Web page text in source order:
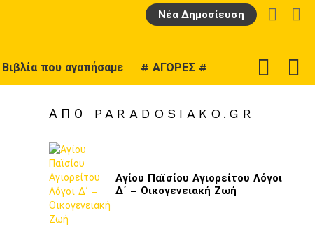
Νέα Δημοσίευση
LOGIN
Βιβλία που αγαπήσαμε # ΑΓΟΡΕΣ #
SKIN
ΑΠΌ PARADOSIAKO.GR
Αγίου Παϊσίου Αγιορείτου Λόγοι
Δ΄ – Οικογενειακή Ζωή